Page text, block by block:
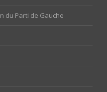
du Parti de Gauche